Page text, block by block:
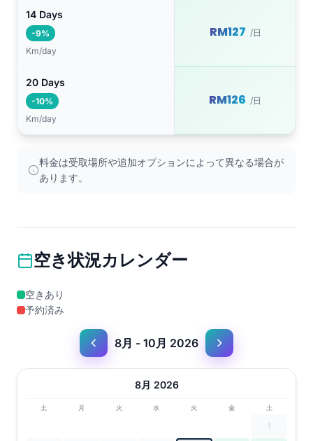
14 Days
-9%
Km/day
RM127 /日
20 Days
-10%
Km/day
RM126 /日
料金は受取場所や追加オプションによって異なる場合が
あります。
空き状況カレンダー
空きあり
予約済み
8月 - 10月 2026
8月 2026
土 月 火 水 火 金 土
1